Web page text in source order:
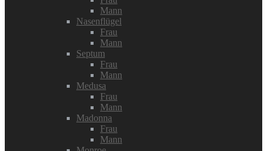
Mann
Nasenflügel
Frau
Mann
Septum
Frau
Mann
Medusa
Frau
Mann
Madonna
Frau
Mann